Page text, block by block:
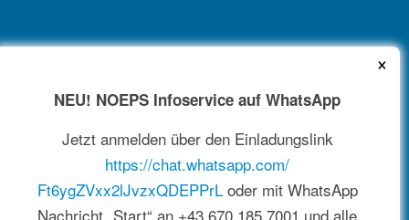
NEWSARCHIV
×
NEU! NOEPS Infoservice auf WhatsApp
Jetzt anmelden über den Einladungslink
https://chat.whatsapp.com/
Ft6ygZVxx2lJvzxQDEPPrLoder mit WhatsApp
Nachricht „Start“ an +43 670 185 7001 und alle